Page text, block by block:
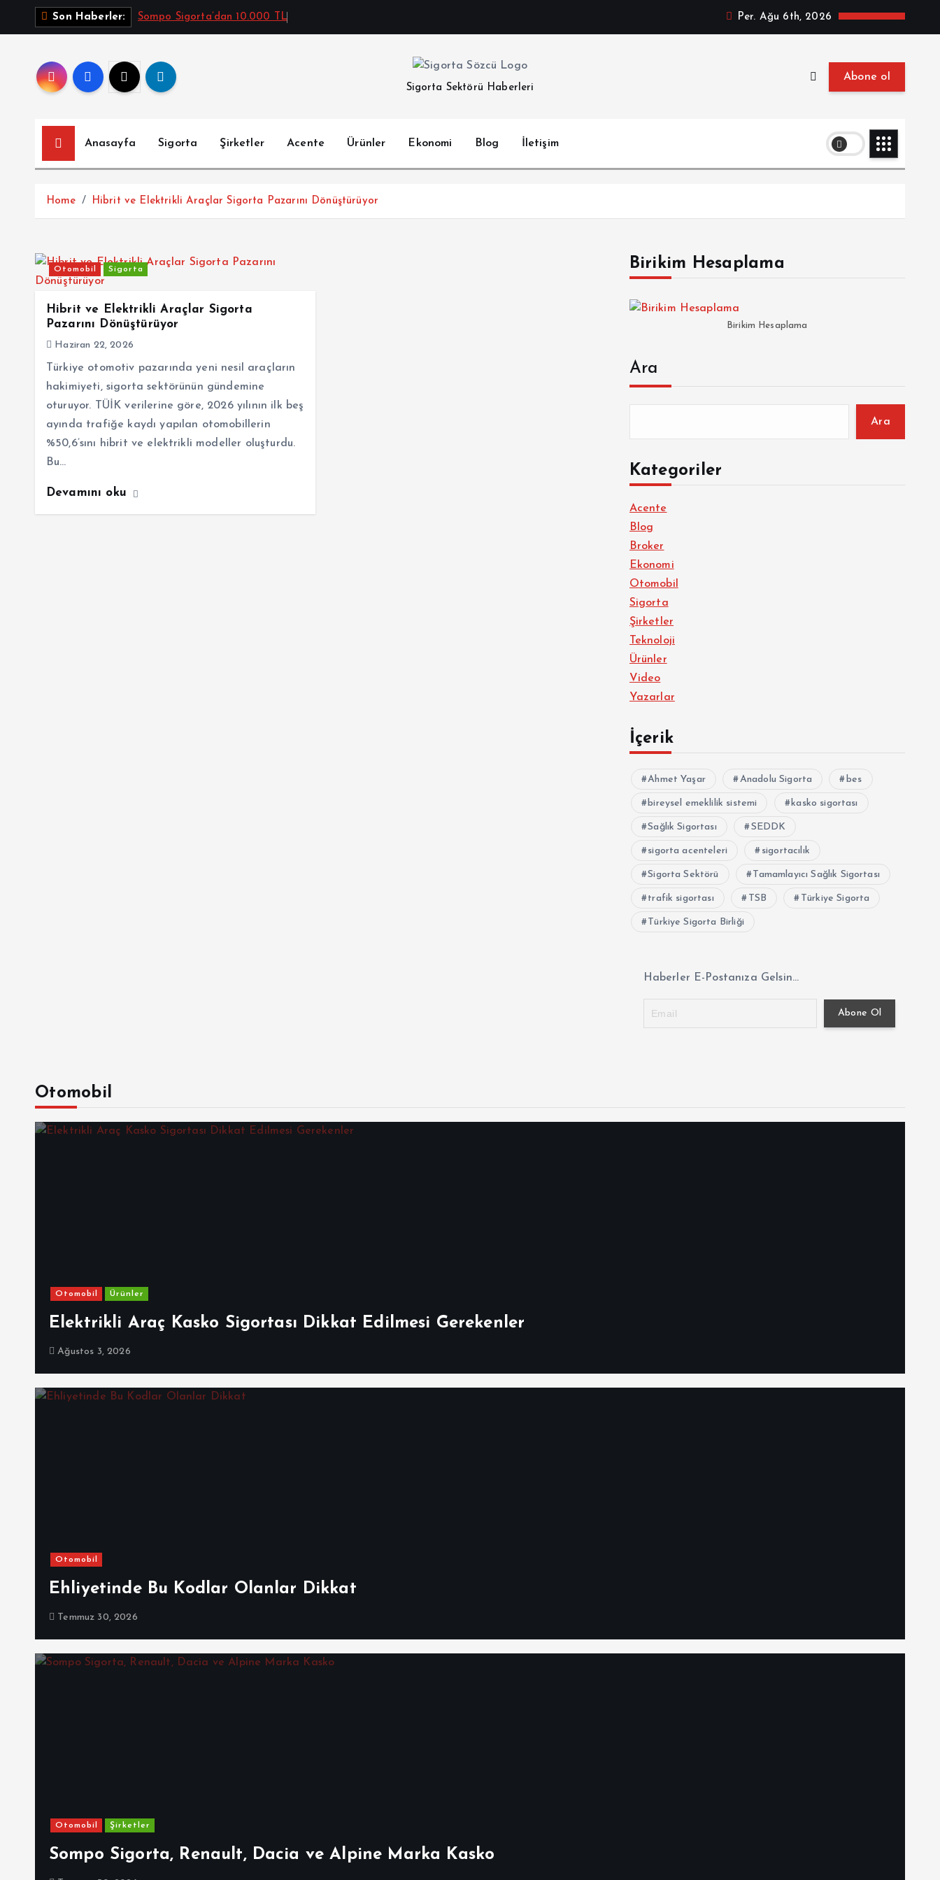
Son Haberler: Sompo Sigorta’dan 10.000 TL Per. Ağu 6th, 2026
Sigorta Sektörü Haberleri
Abone ol
Anasayfa Sigorta Şirketler Acente Ürünler Ekonomi Blog İletişim
Home Hibrit ve Elektrikli Araçlar Sigorta Pazarını Dönüştürüyor
Otomobil Sigorta
Hibrit ve Elektrikli Araçlar Sigorta
Pazarını Dönüştürüyor
Haziran 22, 2026
Türkiye otomotiv pazarında yeni nesil araçların
hakimiyeti, sigorta sektörünün gündemine
oturuyor. TÜİK verilerine göre, 2026 yılının ilk beş
ayında trafiğe kaydı yapılan otomobillerin
%50,6’sını hibrit ve elektrikli modeller oluşturdu.
Bu…
Devamını oku
Birikim Hesaplama
Birikim Hesaplama
Ara
Ara
Kategoriler
Acente
Blog
Broker
Ekonomi
Otomobil
Sigorta
Şirketler
Teknoloji
Ürünler
Video
Yazarlar
İçerik
Ahmet Yaşar Anadolu Sigorta bes
bireysel emeklilik sistemi kasko sigortası
Sağlık Sigortası SEDDK
sigorta acenteleri sigortacılık
Sigorta Sektörü Tamamlayıcı Sağlık Sigortası
trafik sigortası TSB Türkiye Sigorta
Türkiye Sigorta Birliği
Haberler E-Postanıza Gelsin...
Otomobil
Otomobil Ürünler
Elektrikli Araç Kasko Sigortası Dikkat Edilmesi Gerekenler
Ağustos 3, 2026
Otomobil
Ehliyetinde Bu Kodlar Olanlar Dikkat
Temmuz 30, 2026
Otomobil Şirketler
Sompo Sigorta, Renault, Dacia ve Alpine Marka Kasko